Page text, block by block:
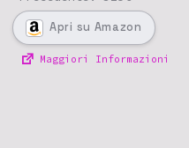
Apri su Amazon
Maggiori Informazioni